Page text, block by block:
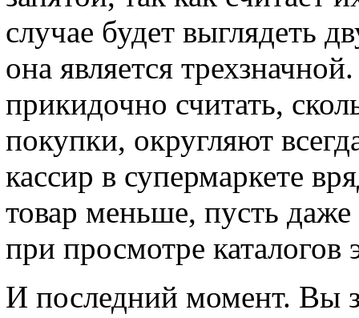
случае будет выглядеть
она является
прикидочно считать,
покупки, округляют
кассир в супермаркете
товар меньше, пусть
при просмотре каталогов
И последний момент. Вы